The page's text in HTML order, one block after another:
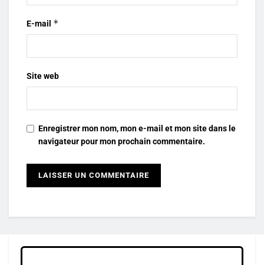
E-mail *
Site web
Enregistrer mon nom, mon e-mail et mon site dans le
navigateur pour mon prochain commentaire.